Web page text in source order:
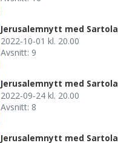
Jerusalemnytt med Sartola
2022-10-01 kl. 20.00
Avsnitt: 9
Jerusalemnytt med Sartola
2022-09-24 kl. 20.00
Avsnitt: 8
Jerusalemnytt med Sartola